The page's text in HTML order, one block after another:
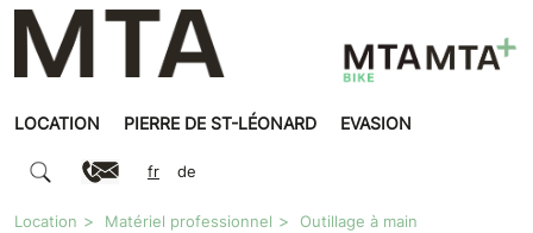
LOCATION PIERRE DE ST-LÉONARD EVASION
fr de
Location Matériel professionnel
Outillage à main